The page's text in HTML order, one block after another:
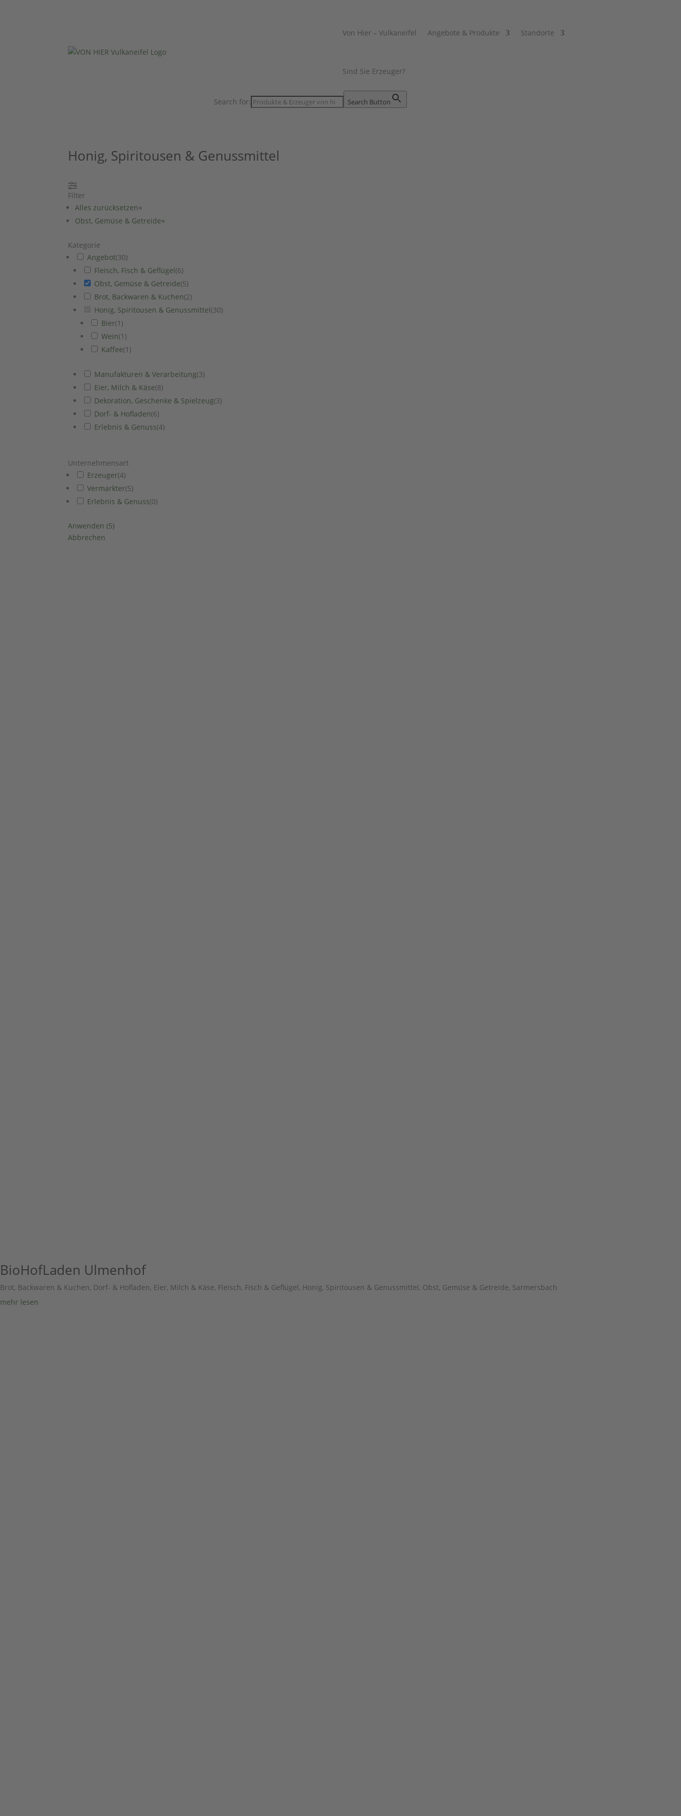
Von Hier – Vulkaneifel Angebote & Produkte Standorte
Sind Sie Erzeuger?
Search for: Search Button
Honig, Spiritousen & Genussmittel
Filter
Alles zurücksetzen×
Obst, Gemüse & Getreide×
Kategorie
Angebot(30)
Fleisch, Fisch & Geflügel(6)
Obst, Gemüse & Getreide(5)
Brot, Backwaren & Kuchen(2)
Honig, Spiritousen & Genussmittel(30)
Bier(1 )
Wein(1 )
Kaffee(1 )
Manufakturen & Verarbeitung(3)
Eier, Milch & Käse(8)
Dekoration, Geschenke & Spielzeug(3)
Dorf- & Hofladen(6)
Erlebnis & Genuss(4)
Unternehmensart
Erzeuger(4)
Vermarkter(5)
Erlebnis & Genuss(0)
Anwenden(5)
Abbrechen
BioHofLaden Ulmenhof
Brot, Backwaren & Kuchen, Dorf- & Hofladen, Eier, Milch & Käse, Fleisch, Fisch & Geflügel, Honig, Spiritousen & Genussmittel, Obst, Gemüse & Getreide, Sarmersbach
mehr lesen